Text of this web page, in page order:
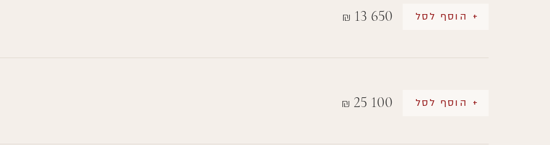
₪ 13 650 + הוסף לסל
₪ 25 100 + הוסף לסל